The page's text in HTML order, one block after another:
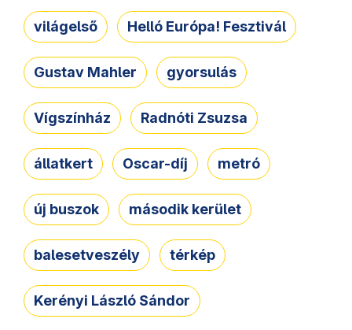
világelső Helló Európa! Fesztivál
Gustav Mahler gyorsulás
Vígszínház Radnóti Zsuzsa
állatkert Oscar-díj metró
új buszok második kerület
balesetveszély térkép
Kerényi László Sándor